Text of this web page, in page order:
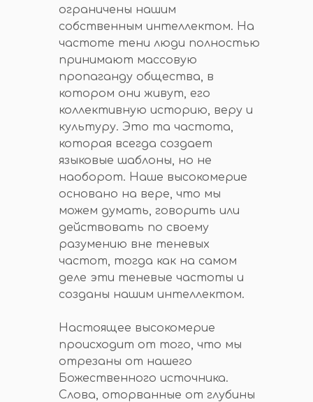
ограничены нашим
собственным интеллектом. На
частоте тени люди полностью
принимают массовую
пропаганду общества, в
котором они живут, его
коллективную историю, веру и
культуру. Это та частота,
которая всегда создает
языковые шаблоны, но не
наоборот. Наше высокомерие
основано на вере, что мы
можем думать, говорить или
действовать по своему
разумению вне теневых
частот, тогда как на самом
деле эти теневые частоты и
созданы нашим интеллектом.
Настоящее высокомерие
происходит от того, что мы
отрезаны от нашего
Божественного источника.
Слова, оторванные от глубины